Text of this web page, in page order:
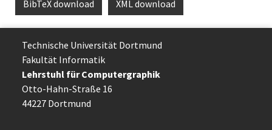
BibTeX download XML download
Technische Uni­ver­si­tät Dort­mund
Fakultät Informatik
Lehrstuhl für Computergraphik
Otto-Hahn-Straße 16
44227 Dort­mund